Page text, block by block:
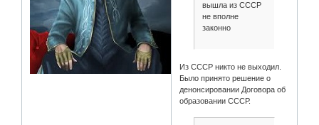
вышла из СССР
не вполне
законно
Из СССР никто не выходил.
Было принято решение о
денонсировании Договора об
образовании СССР.